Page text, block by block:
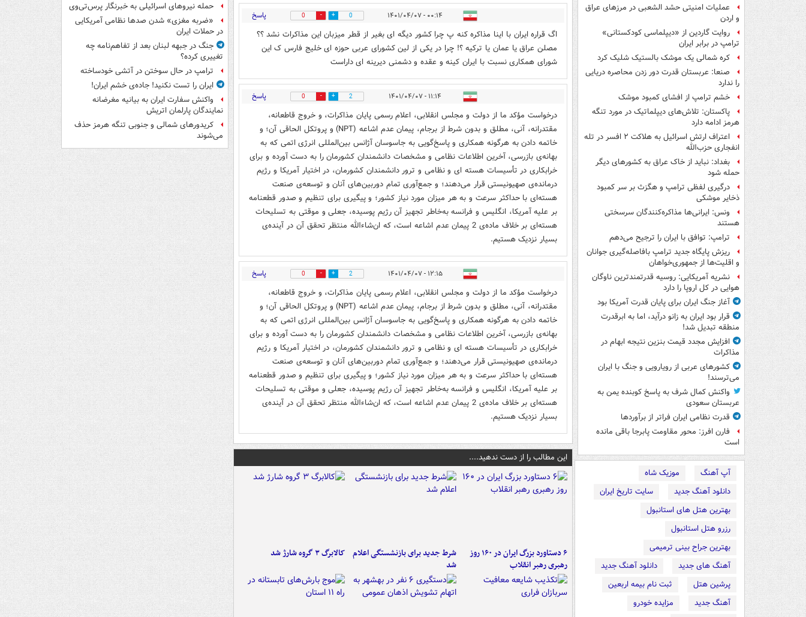
عملیات امنیتی حشد الشعبی در مرزهای عراق
و اردن
روایت گاردین از «دیپلماسی کودکستانی»
ترامپ در برابر ایران
کره شمالی یک موشک بالستیک شلیک کرد
صنعا: عربستان قدرت دور زدن محاصره دریایی
را ندارد
خشم ترامپ از افشای کمبود موشک
پاکستان: تلاش‌های دیپلماتیک در مورد تنگه
هرمز ادامه دارد
اعتراف ارتش اسرائیل به هلاکت ۲ افسر در تله
انفجاری حزب‌الله
بغداد: نباید از خاک عراق به کشورهای دیگر
حمله شود
درگیری لفظی ترامپ و هگزث بر سر کمبود
ذخایر موشکی
ونس: ایرانی‌ها مذاکره‌کنندگان سرسختی
هستند
ترامپ: توافق با ایران را ترجیح می‌دهم
ریزش پایگاه جدید ترامپ بافاصله‌گیری جوانان
و اقلیت‌ها از جمهوری‌خواهان
نشریه آمریکایی: روسیه قدرتمندترین ناوگان
هوایی در کل اروپا را دارد
آغاز جنگ ایران برای پایان قدرت آمریکا بود
قرار بود ایران به زانو درآید، اما به ابرقدرت
منطقه تبدیل شد!
افزایش مجدد قیمت بنزین نتیجه ابهام در
مذاکرات
کشورهای عربی از رویارویی و جنگ با ایران
می‌ترسند!
واکنش کمال شرف به پاسخ کوبنده یمن به
عربستان سعودی
قدرت نظامی ایران فراتر از برآوردها
فارن افرز: محور مقاومت پابرجا باقی مانده
است
آپ آهنگ
موزیک شاه
دانلود آهنگ جدید
سایت تاریخ ایران
بهترین هتل های استانبول
رزرو هتل استانبول
بهترین جراح بینی ترمیمی
آهنگ های جدید
دانلود آهنگ جدید
پرشین هتل
ثبت نام بیمه اربعین
آهنگ جدید
مزایده خودرو
۰۰:۱۴ - ۱۴۰۱/۰۴/۰۷ 0
0 پاسخ
اگ قراره ایران با اینا مذاکره کنه پ چرا کشور دیگه ای بغیر از قطر میزبان این مذاکرات نشد ؟؟
مصلن عراق یا عمان یا ترکیه ؟! چرا در یکی از لین کشورای عربی حوزه ای خلیج فارس ک این
شورای همکاری نسبت با ایران کینه و عقده و دشمنی دیرینه ای داراست
۱۱:۱۴ - ۱۴۰۱/۰۴/۰۷ 2
0 پاسخ
درخواست مؤکد ما از دولت و مجلس انقلابی، اعلام رسمی پایان مذاکرات، و خروج قاطعانه،
مقتدرانه، آنی، مطلق و بدون شرط از برجام، پیمان عدم اشاعه (NPT) و پروتکل الحاقی آن؛ و
خاتمه دادن به هرگونه همکاری و پاسخ‌گویی به جاسوسان آژانس بین‌المللی انرژی اتمی که به
بهانه‌ی بازرسی، آخرین اطلاعات نظامی و مشخصات دانشمندان کشورمان را به دست آورده و برای
خرابکاری در تأسیسات هسته ای و نظامی و ترور دانشمندان کشورمان، در اختیار آمریکا و رژیم
درمانده‌ی صهیونیستی قرار می‌دهند؛ و جمع‌آوری تمام دوربین‌های آنان و توسعه‌ی صنعت
هسته‌ای با حداکثر سرعت و به هر میزان مورد نیاز کشور؛ و پیگیری برای تنظیم و صدور قطعنامه
بر علیه آمریکا، انگلیس و فرانسه به‌خاطر تجهیز آن رژیم پوسیده، جعلی و موقتی به تسلیحات
هسته‌ای بر خلاف ماده‌ی 2 پیمان عدم اشاعه است، که ان‌شاءالله منتظر تحقق آن در آینده‌ی
بسیار نزدیک هستیم.
۱۲:۱۵ - ۱۴۰۱/۰۴/۰۷ 2
0 پاسخ
درخواست مؤکد ما از دولت و مجلس انقلابی، اعلام رسمی پایان مذاکرات، و خروج قاطعانه،
مقتدرانه، آنی، مطلق و بدون شرط از برجام، پیمان عدم اشاعه (NPT) و پروتکل الحاقی آن؛ و
خاتمه دادن به هرگونه همکاری و پاسخ‌گویی به جاسوسان آژانس بین‌المللی انرژی اتمی که به
بهانه‌ی بازرسی، آخرین اطلاعات نظامی و مشخصات دانشمندان کشورمان را به دست آورده و برای
خرابکاری در تأسیسات هسته ای و نظامی و ترور دانشمندان کشورمان، در اختیار آمریکا و رژیم
درمانده‌ی صهیونیستی قرار می‌دهند؛ و جمع‌آوری تمام دوربین‌های آنان و توسعه‌ی صنعت
هسته‌ای با حداکثر سرعت و به هر میزان مورد نیاز کشور؛ و پیگیری برای تنظیم و صدور قطعنامه
بر علیه آمریکا، انگلیس و فرانسه به‌خاطر تجهیز آن رژیم پوسیده، جعلی و موقتی به تسلیحات
هسته‌ای بر خلاف ماده‌ی 2 پیمان عدم اشاعه است، که ان‌شاءالله منتظر تحقق آن در آینده‌ی
بسیار نزدیک هستیم.
این مطالب را از دست ندهید....
۶ دستاورد بزرگ ایران در ۱۶۰ روز
رهبری رهبر انقلاب
شرط جدید برای بازنشستگی اعلام
شد
کالابرگ ۳ گروه شارژ شد
حمله نیروهای اسرائیلی به خبرنگار پرس‌تی‌وی
«ضربه مغزی» شدن صدها نظامی آمریکایی
در حملات ایران
جنگ در جبهه لبنان بعد از تفاهم‌نامه چه
تغییری کرده؟
ترامپ در حال سوختن در آتشی خودساخته
ایران را تست نکنید! جاده‌ی خشم ایران!
واکنش سفارت ایران به بیانیه مغرضانه
نمایندگان پارلمان اتریش
کریدورهای شمالی و جنوبی تنگه هرمز حذف
می‌شوند